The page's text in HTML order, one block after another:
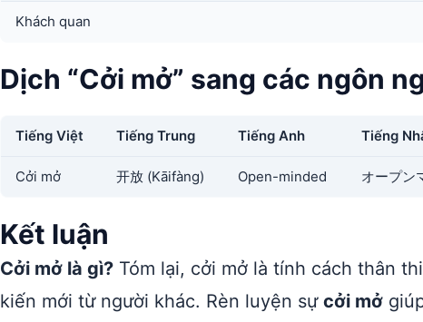
Khách quan
Dịch “Cởi mở” sang các ngôn
Tiếng Việt Tiếng Trung Tiếng Anh Tiếng
Cởi mở 开放 (Kāifàng) Open-minded オープン
Kết luận
Cởi mở là gì? Tóm lại, cởi mở là tính cách thân
kiến mới từ người khác. Rèn luyện sự cởi mở